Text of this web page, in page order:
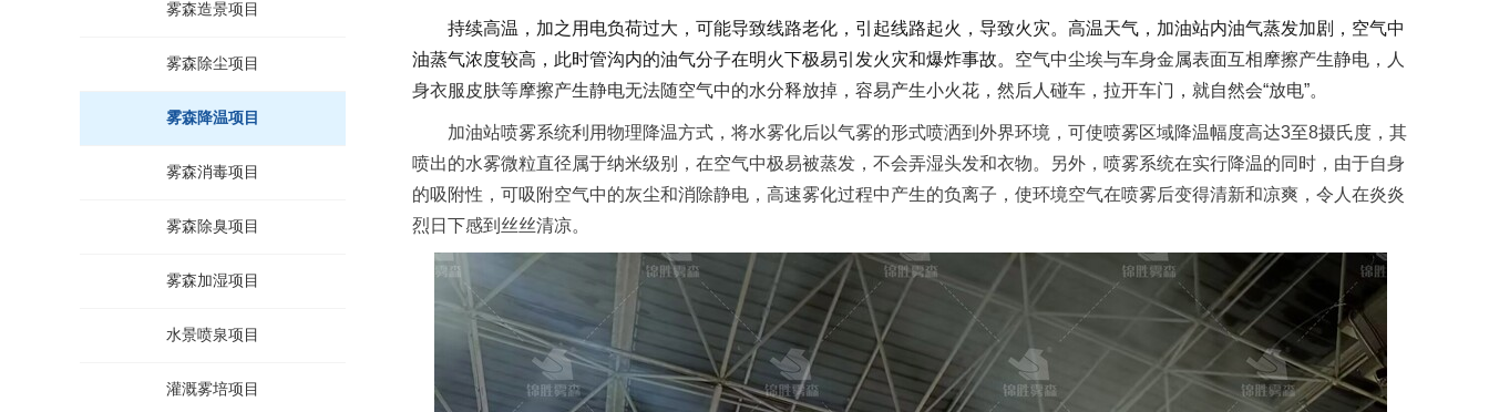
雾森造景项目
雾森除尘项目
雾森降温项目
雾森消毒项目
雾森除臭项目
雾森加湿项目
水景喷泉项目
灌溉雾培项目
持续高温，加之用电负荷过大，可能导致线路老化，引起线路起火，导致火灾。 高温天气，加油站内油气蒸发加剧，空气中
油蒸气浓度较高，此时管沟内的油气分子在明火下极易引发火灾和爆炸事故。 空气中尘埃与车身金属表面互相摩擦产生静电，人
身衣服皮肤等摩擦产生静电无法随空气中的水分释放掉，容易产生小火花，然后人碰车，拉开车门，就自然会“放电”。
加油站喷雾系统利用物理降温方式，将水雾化后以气雾的形式喷洒到外界环境，可使喷雾区域降温幅度高达3至8摄氏度，其
喷出的水雾微粒直径属于纳米级别，在空气中极易被蒸发，不会弄湿头发和衣物。另外，喷雾系统在实行降温的同时，由于自身
的吸附性，可吸附空气中的灰尘和消除静电，高速雾化过程中产生的负离子，使环境空气在喷雾后变得清新和凉爽，令人在炎炎
烈日下感到丝丝清凉。